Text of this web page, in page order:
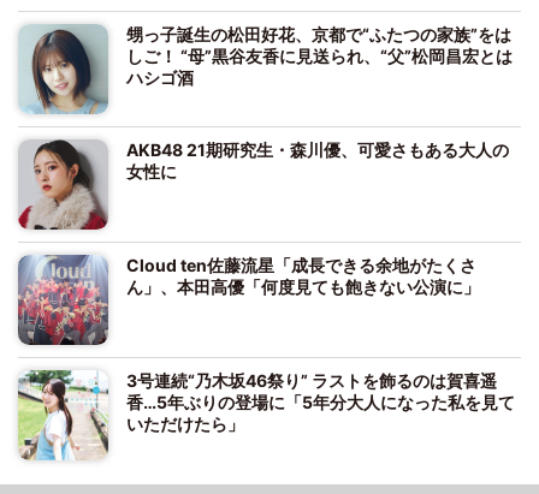
甥っ子誕生の松田好花、京都で“ふたつの家族”をは
しご！ “母”黒谷友香に見送られ、“父”松岡昌宏とは
ハシゴ酒
AKB48 21期研究生・森川優、可愛さもある大人の
女性に
Cloud ten佐藤流星「成長できる余地がたくさ
ん」、本田高優「何度見ても飽きない公演に」
3号連続“乃木坂46祭り” ラストを飾るのは賀喜遥
香…5年ぶりの登場に「5年分大人になった私を見て
いただけたら」